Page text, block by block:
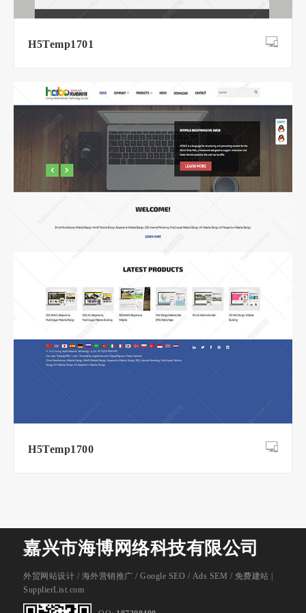
H5Temp1701
H5Temp1700
嘉兴市海博网络科技有限公司
外贸网站设计 / 海外营销推广 / Google SEO / Ads SEM / 免费建站 |
SupplierList.com